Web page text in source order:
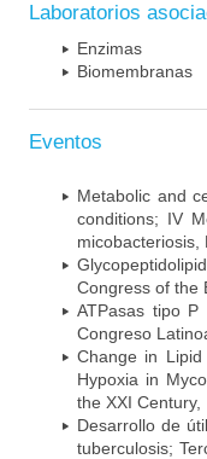
Laboratorios
Enzimas
Biomembranas
Eventos
Metabolic and
conditions; IV
micobacteriosis,
Congress of the
ATPasas tipo P
Congreso
Change in
Hypoxia in
the XXI
Desarrollo de
tuberculosis;